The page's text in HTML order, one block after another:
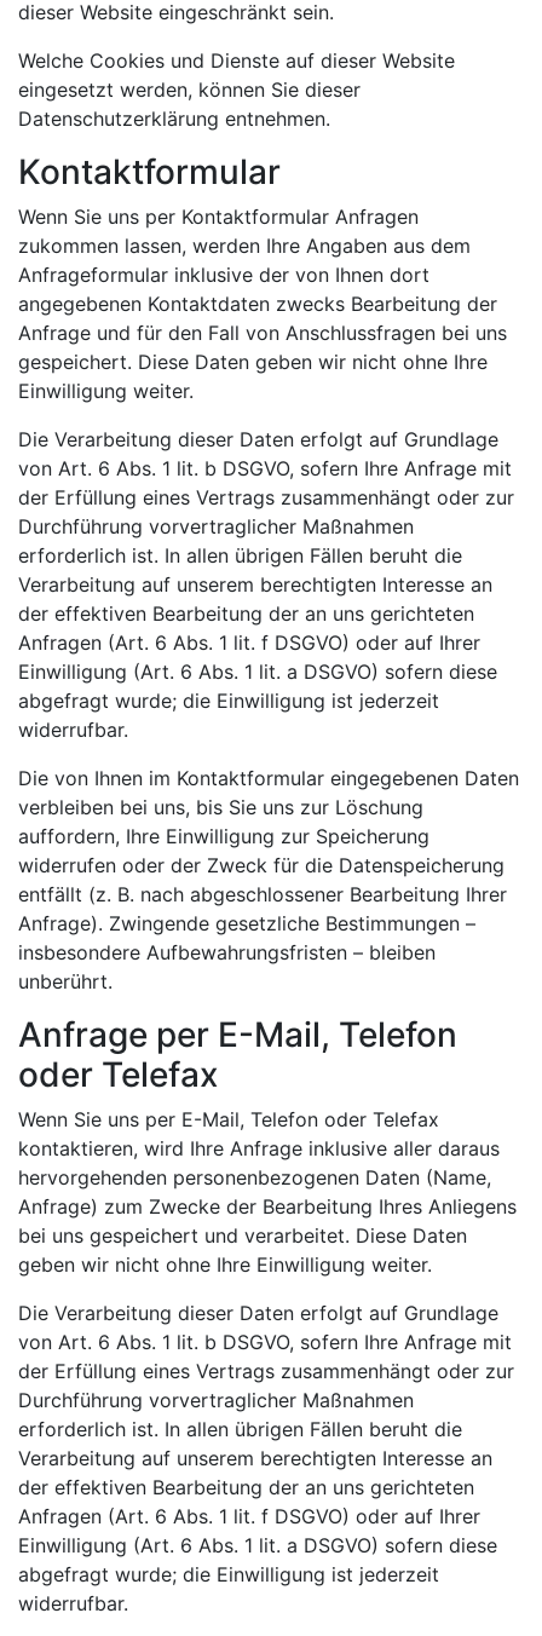
dieser Website eingeschränkt sein.
Welche Cookies und Dienste auf dieser Website
eingesetzt werden, können Sie dieser
Datenschutzerklärung entnehmen.
Kontaktformular
Wenn Sie uns per Kontaktformular Anfragen
zukommen lassen, werden Ihre Angaben aus dem
Anfrageformular inklusive der von Ihnen dort
angegebenen Kontaktdaten zwecks Bearbeitung der
Anfrage und für den Fall von Anschlussfragen bei uns
gespeichert. Diese Daten geben wir nicht ohne Ihre
Einwilligung weiter.
Die Verarbeitung dieser Daten erfolgt auf Grundlage
von Art. 6 Abs. 1 lit. b DSGVO, sofern Ihre Anfrage mit
der Erfüllung eines Vertrags zusammenhängt oder zur
Durchführung vorvertraglicher Maßnahmen
erforderlich ist. In allen übrigen Fällen beruht die
Verarbeitung auf unserem berechtigten Interesse an
der effektiven Bearbeitung der an uns gerichteten
Anfragen (Art. 6 Abs. 1 lit. f DSGVO) oder auf Ihrer
Einwilligung (Art. 6 Abs. 1 lit. a DSGVO) sofern diese
abgefragt wurde; die Einwilligung ist jederzeit
widerrufbar.
Die von Ihnen im Kontaktformular eingegebenen Daten
verbleiben bei uns, bis Sie uns zur Löschung
auffordern, Ihre Einwilligung zur Speicherung
widerrufen oder der Zweck für die Datenspeicherung
entfällt (z. B. nach abgeschlossener Bearbeitung Ihrer
Anfrage). Zwingende gesetzliche Bestimmungen –
insbesondere Aufbewahrungsfristen – bleiben
unberührt.
Anfrage per E-Mail, Telefon
oder Telefax
Wenn Sie uns per E-Mail, Telefon oder Telefax
kontaktieren, wird Ihre Anfrage inklusive aller daraus
hervorgehenden personenbezogenen Daten (Name,
Anfrage) zum Zwecke der Bearbeitung Ihres Anliegens
bei uns gespeichert und verarbeitet. Diese Daten
geben wir nicht ohne Ihre Einwilligung weiter.
Die Verarbeitung dieser Daten erfolgt auf Grundlage
von Art. 6 Abs. 1 lit. b DSGVO, sofern Ihre Anfrage mit
der Erfüllung eines Vertrags zusammenhängt oder zur
Durchführung vorvertraglicher Maßnahmen
erforderlich ist. In allen übrigen Fällen beruht die
Verarbeitung auf unserem berechtigten Interesse an
der effektiven Bearbeitung der an uns gerichteten
Anfragen (Art. 6 Abs. 1 lit. f DSGVO) oder auf Ihrer
Einwilligung (Art. 6 Abs. 1 lit. a DSGVO) sofern diese
abgefragt wurde; die Einwilligung ist jederzeit
widerrufbar.